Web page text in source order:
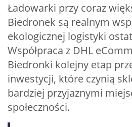
Ładowarki przy coraz
Biedronek są realnym
ekologicznej logistyki
Współpraca z DHL
Biedronki kolejny etap
inwestycji, które czynią
bardziej przyjaznymi
społeczności.